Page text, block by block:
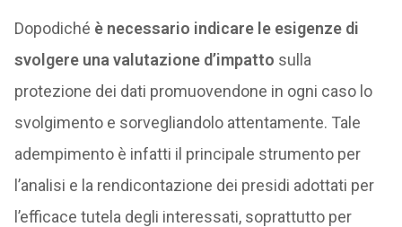
Dopodiché è necessario indicare le esigenze di
svolgere una valutazione d’impatto sulla
protezione dei dati promuovendone in ogni caso lo
svolgimento e sorvegliandolo attentamente. Tale
adempimento è infatti il principale strumento per
l’analisi e la rendicontazione dei presidi adottati per
l’efficace tutela degli interessati, soprattutto per